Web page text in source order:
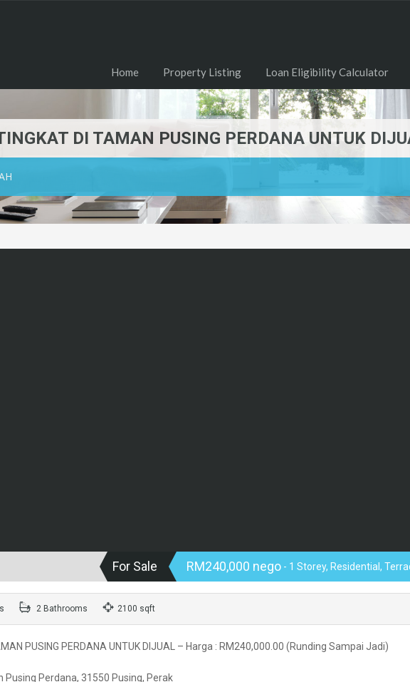
Home Property Listing Loan Eligibility Calculator
DI TAMAN PUSING PERDANA UNTUK
For Sale RM240,000 nego - 1 Storey, Residential,
2 Bathrooms 2100 sqft
PUSING PERDANA UNTUK DIJUAL – Harga : RM240,000.00 (Runding Sampai Jadi)
Pusing Perdana, 31550 Pusing, Perak